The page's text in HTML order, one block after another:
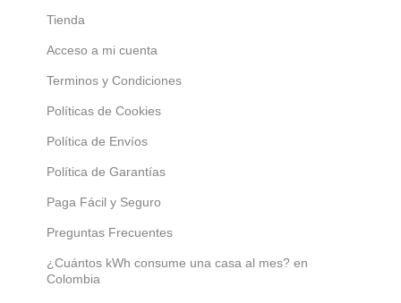
Tienda
Acceso a mi cuenta
Terminos y Condiciones
Políticas de Cookies
Política de Envíos
Política de Garantías
Paga Fácil y Seguro
Preguntas Frecuentes
¿Cuántos kWh consume una casa al mes? en
Colombia